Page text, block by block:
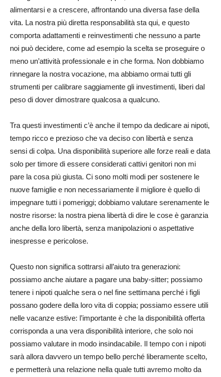
alimentarsi e a crescere, affrontando una diversa fase della
vita. La nostra più diretta responsabilità sta qui, e questo
comporta adattamenti e reinvestimenti che nessuno a parte
noi può decidere, come ad esempio la scelta se proseguire o
meno un’attività professionale e in che forma. Non dobbiamo
rinnegare la nostra vocazione, ma abbiamo ormai tutti gli
strumenti per calibrare saggiamente gli investimenti, liberi dal
peso di dover dimostrare qualcosa a qualcuno.
Tra questi investimenti c’è anche il tempo da dedicare ai nipoti,
tempo ricco e prezioso che va deciso con libertà e senza
sensi di colpa. Una disponibilità superiore alle forze reali e data
solo per timore di essere considerati cattivi genitori non mi
pare la cosa più giusta. Ci sono molti modi per sostenere le
nuove famiglie e non necessariamente il migliore è quello di
impegnare tutti i pomeriggi; dobbiamo valutare serenamente le
nostre risorse: la nostra piena libertà di dire le cose è garanzia
anche della loro libertà, senza manipolazioni o aspettative
inespresse e pericolose.
Questo non significa sottrarsi all’aiuto tra generazioni:
possiamo anche aiutare a pagare una baby-sitter; possiamo
tenere i nipoti qualche sera o nel fine settimana perché i figli
possano godere della loro vita di coppia; possiamo essere utili
nelle vacanze estive: l’importante è che la disponibilità offerta
corrisponda a una vera disponibilità interiore, che solo noi
possiamo valutare in modo insindacabile. Il tempo con i nipoti
sarà allora davvero un tempo bello perché liberamente scelto,
e permetterà una relazione nella quale tutti avremo molto da